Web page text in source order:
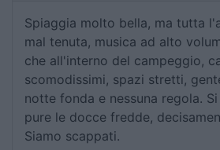
Spiaggia molto bella, ma tutta
mal tenuta, musica ad alto
che all'interno del campeggio,
scomodissimi, spazi stretti,
notte fonda e nessuna regola.
pure le docce fredde,
Siamo scappati.